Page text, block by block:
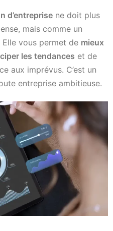
d’entreprise ne doit plus
mais comme un
Elle vous permet de mieux
les tendances et de
aux imprévus. C’est un
entreprise ambitieuse.